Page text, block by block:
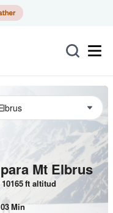
para Mt Elbrus
10165ft altitud
03Min